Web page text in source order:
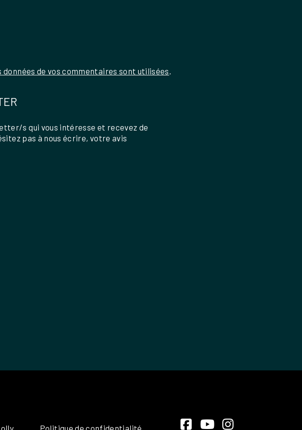
données de vos commentaires sont utilisées.
s qui vous intéresse et recevez de
pas à nous écrire, votre avis